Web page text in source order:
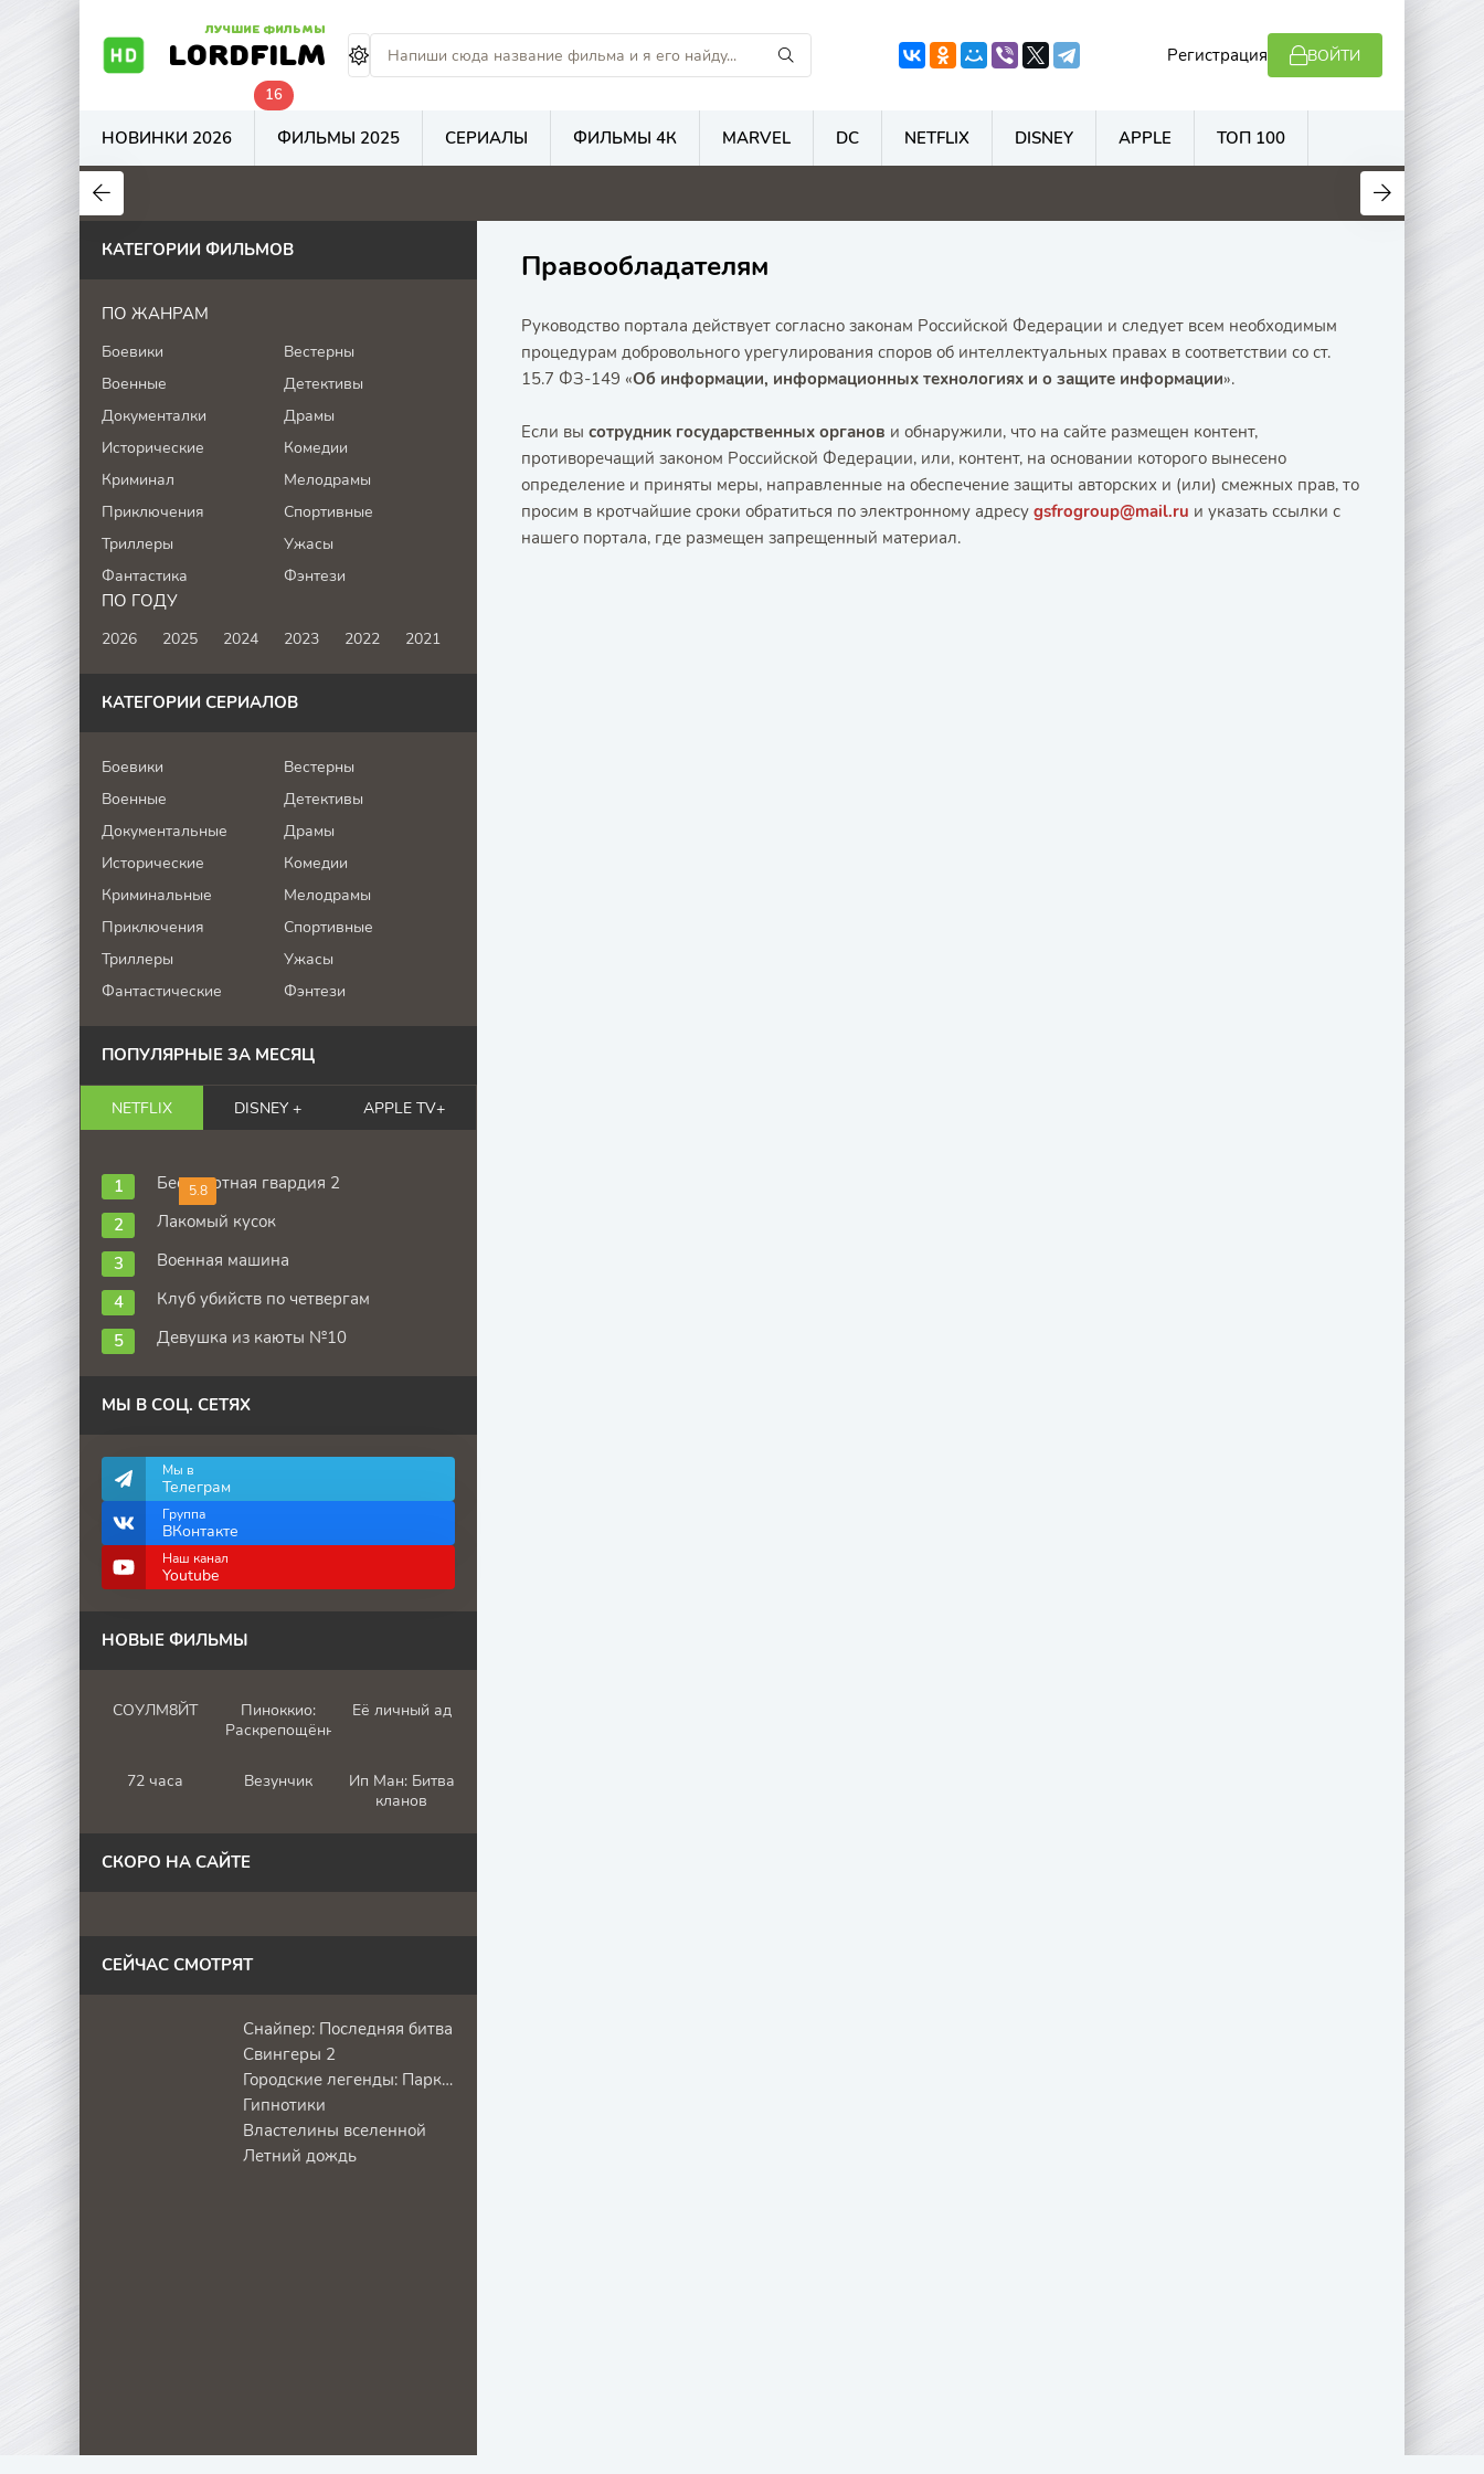
LORDFILM
ЛУЧШИЕ ФИЛЬМЫ
Регистрация ВОЙТИ
НОВИНКИ 2026
16
ФИЛЬМЫ 2025 СЕРИАЛЫ ФИЛЬМЫ 4К MARVEL DC NETFLIX DISNEY APPLE ТОП 100
0
Правообладателям
Руководство портала действует согласно законам Российской Федерации и следует всем необходимым
процедурам добровольного урегулирования споров об интеллектуальных правах в соответствии со ст.
15.7 ФЗ-149 «Об информации, информационных технологиях и о защите информации».
Если вы сотрудник государственных органов и обнаружили, что на сайте размещен контент,
противоречащий законом Российской Федерации, или, контент, на основании которого вынесено
определение и приняты меры, направленные на обеспечение защиты авторских и (или) смежных прав, то
просим в кротчайшие сроки обратиться по электронному адресу gsfrogroup@mail.ru и указать ссылки с
нашего портала, где размещен запрещенный материал.
КАТЕГОРИИ ФИЛЬМОВ
ПО ЖАНРАМ
Боевики
Вестерны
Военные
Детективы
Документалки
Драмы
Исторические
Комедии
Криминал
Мелодрамы
Приключения
Спортивные
Триллеры
Ужасы
Фантастика
Фэнтези
ПО ГОДУ
2026 2025 2024 2023 2022 2021
КАТЕГОРИИ СЕРИАЛОВ
Боевики
Вестерны
Военные
Детективы
Документальные
Драмы
Исторические
Комедии
Криминальные
Мелодрамы
Приключения
Спортивные
Триллеры
Ужасы
Фантастические
Фэнтези
ПОПУЛЯРНЫЕ ЗА МЕСЯЦ
NETFLIX DISNEY + APPLE TV+
5.8
Бессмертная гвардия 2
Лакомый кусок
Военная машина
Клуб убийств по четвергам
Девушка из каюты №10
МЫ В СОЦ. СЕТЯХ
Мы в
Телеграм
Группа
ВКонтакте
Наш канал
Youtube
НОВЫЕ ФИЛЬМЫ
СОУЛМ8ЙТ
Пиноккио:
Раскрепощённый
Её личный ад
72 часа Везунчик
Ип Ман: Битва
кланов
СКОРО НА САЙТЕ
СЕЙЧАС СМОТРЯТ
Снайпер: Последняя битва
Свингеры 2
Городские легенды: Парк кошмаров
Гипнотики
Властелины вселенной
Летний дождь